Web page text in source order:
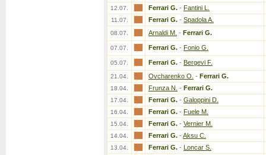
12.07. Ferrari G. - Fantini L.
11.07. Ferrari G. - Spadola A.
08.07. Arnaldi M. - Ferrari G.
07.07. Ferrari G. - Fonio G.
05.07. Ferrari G. - Bergevi F.
21.04. Ovcharenko O. - Ferrari G.
18.04. Frunza N. - Ferrari G.
17.04. Ferrari G. - Galoppini D.
16.04. Ferrari G. - Fuele M.
15.04. Ferrari G. - Vernier M.
14.04. Ferrari G. - Aksu C.
13.04. Ferrari G. - Loncar S.